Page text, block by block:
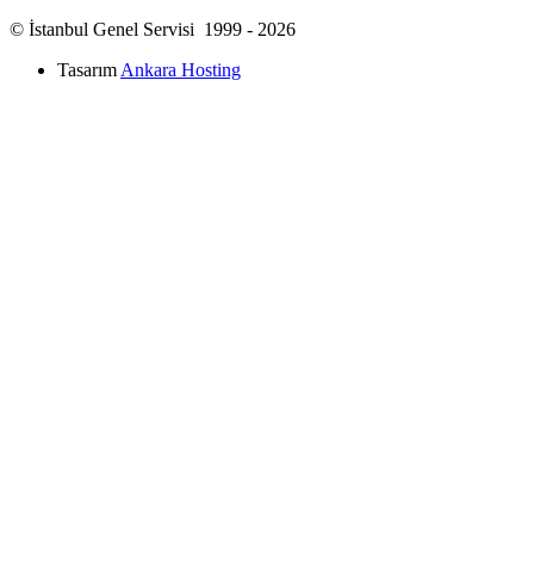
© İstanbul Genel Servisi 1999 - 2026
Tasarım Ankara Hosting